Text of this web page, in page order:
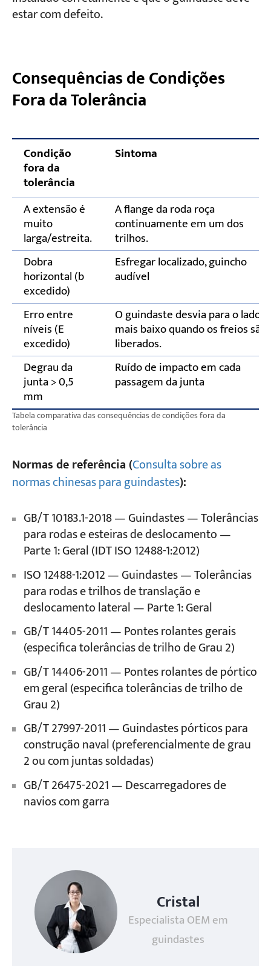
estar com defeito.
Consequências de Condições
Fora da Tolerância
Condição
fora da
tolerância
Sintoma
A extensão é
muito
larga/estreita.
A flange da roda roça
continuamente em um dos
trilhos.
Dobra
horizontal (b
excedido)
Esfregar localizado, guincho
audível
Erro entre
níveis (E
excedido)
O guindaste desvia para o lado
mais baixo quando os freios são
liberados.
Degrau da
junta > 0,5
mm
Ruído de impacto em cada
passagem da junta
Tabela comparativa das consequências de condições fora da
tolerância
Normas de referência (Consulta sobre as
normas chinesas para guindastes):
GB/T 10183.1-2018 — Guindastes — Tolerâncias
para rodas e esteiras de deslocamento —
Parte 1: Geral (IDT ISO 12488-1:2012)
ISO 12488-1:2012 — Guindastes — Tolerâncias
para rodas e trilhos de translação e
deslocamento lateral — Parte 1: Geral
GB/T 14405-2011 — Pontes rolantes gerais
(especifica tolerâncias de trilho de Grau 2)
GB/T 14406-2011 — Pontes rolantes de pórtico
em geral (especifica tolerâncias de trilho de
Grau 2)
GB/T 27997-2011 — Guindastes pórticos para
construção naval (preferencialmente de grau
2 ou com juntas soldadas)
GB/T 26475-2021 — Descarregadores de
navios com garra
Cristal
Especialista OEM em
guindastes